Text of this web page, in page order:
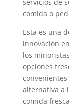
comida o
Esta es una
innovación
los
opciones
alternativa a
comida